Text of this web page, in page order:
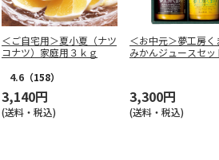
＜ご自宅用＞夏小夏（ナツ
コナツ）家庭用３ｋｇ
4.6 （158）
3,140円
(送料・税込)
＜お中元＞夢工房
みかんジュースセッ
3,300円
(送料・税込)